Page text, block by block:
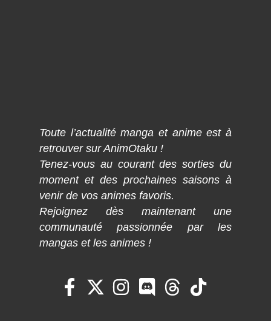
Toute l’actualité manga et anime est à
retrouver sur AnimOtaku !
Tenez-vous au courant des sorties du
moment et des prochaines saisons à
venir de vos animes favoris.
Rejoignez dès maintenant une
communauté passionnée par les
mangas et les animes !